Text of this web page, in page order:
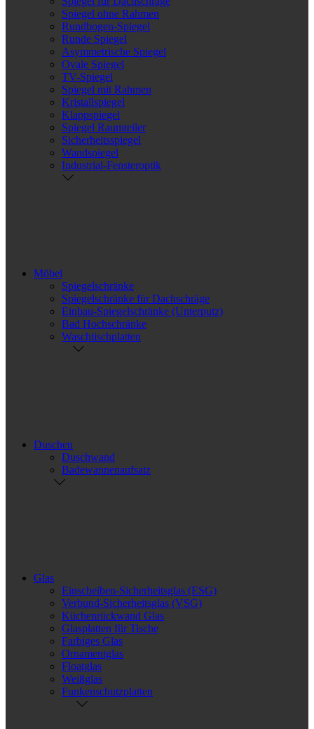
Spiegel ohne Rahmen
Rundbogen-Spiegel
Runde Spiegel
Asymmetrische Spiegel
Ovale Spiegel
TV-Spiegel
Spiegel mit Rahmen
Kristallspiegel
Klappspiegel
Spiegel Raumteiler
Sicherheitsspiegel
Wandspiegel
Industrial-Fensteroptik
Möbel
Spiegelschränke
Spiegelschränke für Dachschräge
Einbau-Spiegelschränke (Unterputz)
Bad Hochschränke
Waschtischplatten
Duschen
Duschwand
Badewannenaufsatz
Glas
Einscheiben-Sicherheitsglas (ESG)
Verbund-Sicherheitsglas (VSG)
Küchenrückwand Glas
Glasplatten für Tische
Farbiges Glas
Ornamentglas
Floatglas
Weißglas
Funkenschutzplatten